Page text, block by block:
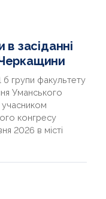
засіданні
групи факультету
Уманського
учасником
конгресу
2026 в місті